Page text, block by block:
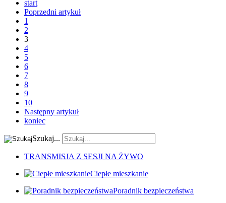
start
Poprzedni artykuł
1
2
3
4
5
6
7
8
9
10
Następny artykuł
koniec
Szukaj...
TRANSMISJA Z SESJI NA ŻYWO
Ciepłe mieszkanie
Poradnik bezpieczeństwa